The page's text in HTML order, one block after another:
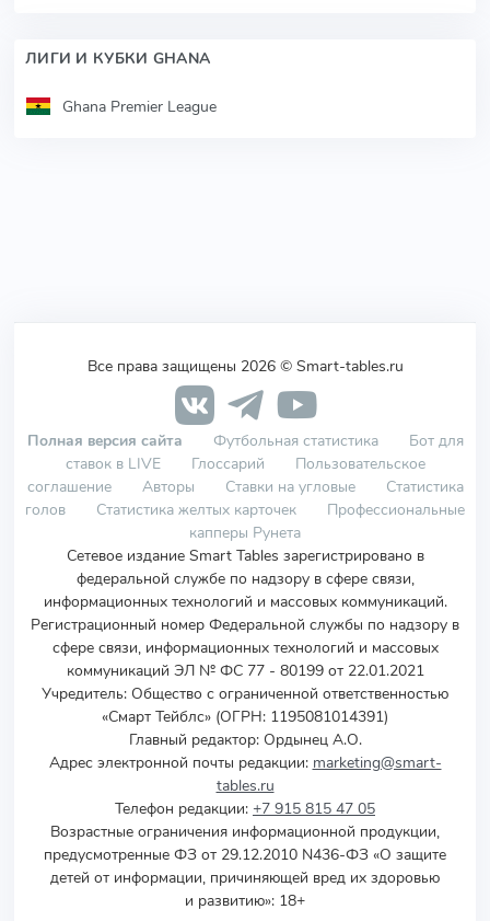
ЛИГИ И КУБКИ GHANA
Ghana Premier League
Все права защищены 2026 © Smart-tables.ru
Полная версия сайта Футбольная статистика
Бот для
ставок в LIVE
Глоссарий
Пользовательское
соглашение
Авторы Ставки на угловые
Статистика
голов
Статистика желтых карточек
Профессиональные
капперы Рунета
Сетевое издание Smart Tables зарегистрировано в
федеральной службе по надзору в сфере связи,
информационных технологий и массовых коммуникаций.
Регистрационный номер Федеральной службы по надзору в
сфере связи, информационных технологий и массовых
коммуникаций ЭЛ № ФС 77 - 80199 от 22.01.2021
Учредитель: Общество с ограниченной ответственностью
«Смарт Тейблс» (ОГРН: 1195081014391)
Главный редактор: Ордынец А.О.
Адрес электронной почты редакции: marketing@smart-
tables.ru
Телефон редакции: +7 915 815 47 05
Возрастные ограничения информационной продукции,
предусмотренные ФЗ от 29.12.2010 N436-ФЗ «О защите
детей от информации, причиняющей вред их здоровью
и развитию»: 18+